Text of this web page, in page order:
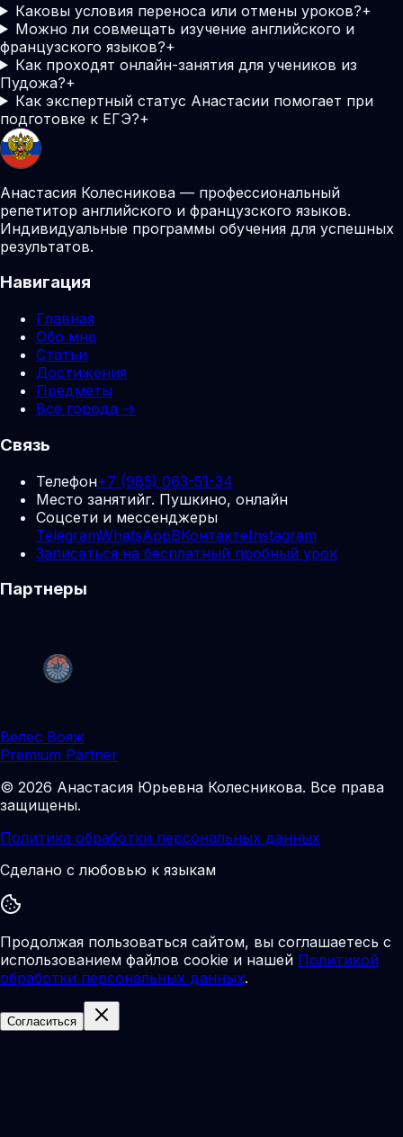
Каковы условия переноса или отмены уроков?+
Можно ли совмещать изучение английского и
французского языков?+
Как проходят онлайн-занятия для учеников из
Пудожа?+
Как экспертный статус Анастасии помогает при
подготовке к ЕГЭ?+
Анастасия Колесникова — профессиональный
репетитор английского и французского языков.
Индивидуальные программы обучения для успешных
результатов.
Навигация
Главная
Обо мне
Статьи
Достижения
Предметы
Все города →
Связь
Телефон+7 (985) 063-51-34
Место занятийг. Пушкино, онлайн
Соцсети и мессенджеры
TelegramWhatsAppВКонтактеInstagram
Записаться на бесплатный пробный урок
Партнеры
Велес Вояж
Premium Partner
© 2026 Анастасия Юрьевна Колесникова. Все права
защищены.
Политика обработки персональных данных
Сделано с любовью к языкам
Продолжая пользоваться сайтом, вы соглашаетесь с
использованием файлов cookie и нашей Политикой
обработки персональных данных.
Согласиться